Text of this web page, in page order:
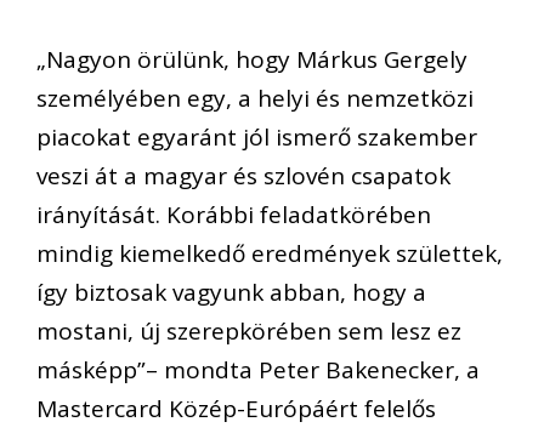
„Nagyon örülünk, hogy Márkus Gergely
személyében egy, a helyi és nemzetközi
piacokat egyaránt jól ismerő szakember
veszi át a magyar és szlovén csapatok
irányítását. Korábbi feladatkörében
mindig kiemelkedő eredmények születtek,
így biztosak vagyunk abban, hogy a
mostani, új szerepkörében sem lesz ez
másképp”– mondta Peter Bakenecker, a
Mastercard Közép-Európáért felelős